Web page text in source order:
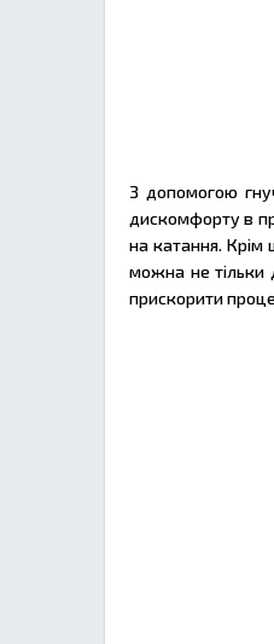
З допомогою
дискомфорту в
на катання. Крім
можна не тільки
прискорити